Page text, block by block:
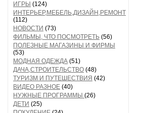
ИГРЫ (124)
ИНТЕРЬЕР,МЕБЕЛЬ,ДИЗАЙН,РЕМОНТ
(112)
НОВОСТИ (73)
ФИЛЬМЫ, ЧТО ПОСМОТРЕТЬ (56)
ПОЛЕЗНЫЕ МАГАЗИНЫ И ФИРМЫ
(53)
МОДНАЯ ОДЕЖДА (51)
ДАЧА,СТРОИТЕЛЬСТВО (48)
ТУРИЗМ И ПУТЕШЕСТВИЯ (42)
ВИДЕО РАЗНОЕ (40)
НУЖНЫЕ ПРОГРАММЫ (26)
ДЕТИ (25)